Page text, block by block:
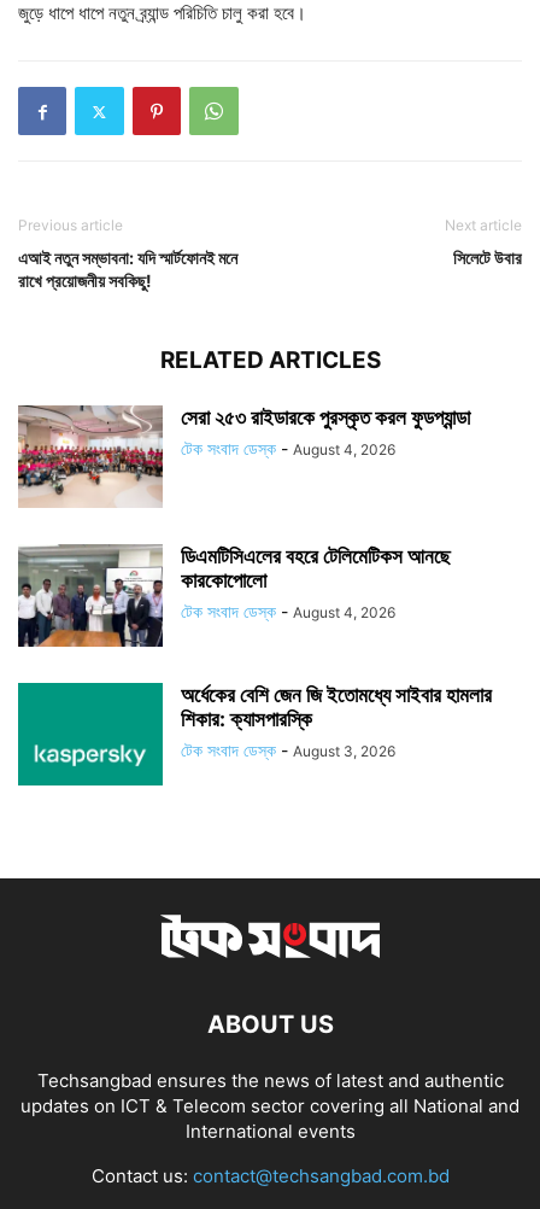
জুড়ে ধাপে ধাপে নতুন ব্র্যান্ড পরিচিতি চালু করা হবে।
Previous article
এআই নতুন সম্ভাবনা: যদি স্মার্টফোনই মনে
রাখে প্রয়োজনীয় সবকিছু!
Next article
সিলেটে উবার
RELATED ARTICLES
সেরা ২৫৩ রাইডারকে পুরস্কৃত করল ফুডপ্যান্ডা
টেক সংবাদ ডেস্ক - August 4, 2026
ডিএমটিসিএলের বহরে টেলিমেটিকস আনছে
কারকোপোলো
টেক সংবাদ ডেস্ক - August 4, 2026
অর্ধেকের বেশি জেন জি ইতোমধ্যে সাইবার হামলার
শিকার: ক্যাসপারস্কি
টেক সংবাদ ডেস্ক - August 3, 2026
ABOUT US
Techsangbad ensures the news of latest and authentic
updates on ICT & Telecom sector covering all National and
International events
Contact us: contact@techsangbad.com.bd